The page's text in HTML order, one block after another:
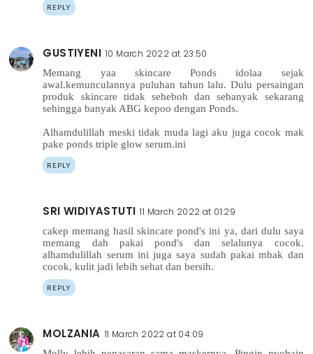
REPLY
GUSTIYENI 10 March 2022 at 23:50
Memang yaa skincare Ponds idolaa sejak
awal.kemunculannya puluhan tahun lalu. Dulu persaingan
produk skincare tidak seheboh dan sebanyak sekarang
sehingga banyak ABG kepoo dengan Ponds.
Alhamdulillah meski tidak muda lagi aku juga cocok mak
pake ponds triple glow serum.ini
REPLY
SRI WIDIYASTUTI 11 March 2022 at 01:29
cakep memang hasil skincare pond's ini ya, dari dulu saya
memang dah pakai pond's dan selalunya cocok.
alhamdulillah serum ini juga saya sudah pakai mbak dan
cocok, kulit jadi lebih sehat dan bersih.
REPLY
MOLZANIA 11 March 2022 at 04:09